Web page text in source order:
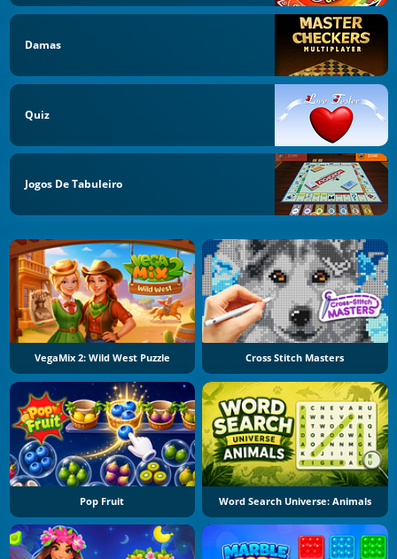
Damas
Quiz
Jogos De Tabuleiro
VegaMix 2: Wild West Puzzle Cross Stitch Masters
Pop Fruit Word Search Universe: Animals